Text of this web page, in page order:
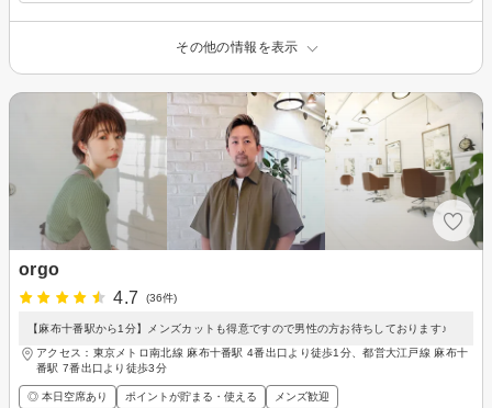
その他の情報を表示
orgo
4.7
(36件)
【麻布十番駅から1分】メンズカットも得意ですので男性の方お待ちしております♪
アクセス：東京メトロ南北線 麻布十番駅 4番出口より徒歩1分、都営大江戸線 麻布十
番駅 7番出口より徒歩3分
◎ 本日空席あり ポイントが貯まる・使える メンズ歓迎